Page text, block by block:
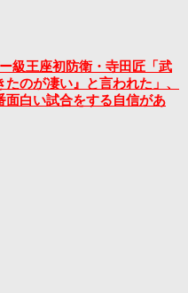
級王座初防衛・寺田匠「武
のが凄い』と言われた」、
面白い試合をする自信があ